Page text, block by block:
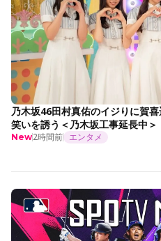
乃木坂46田村真佑のイジりに賀
笑いを誘う＜乃木坂工事延長中＞
New2時間前 エンタメ